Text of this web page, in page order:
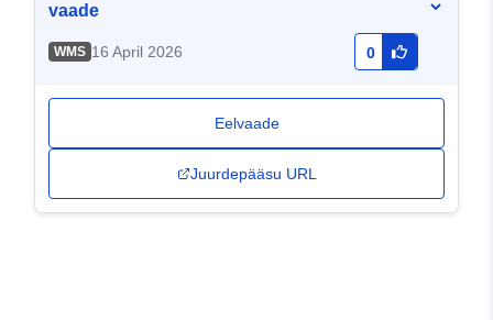
vaade
WMS 16 April 2026 0
Eelvaade
Juurdepääsu URL